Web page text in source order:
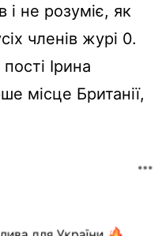
і не розуміє, як
членів журі 0.
Ірина
місце Британії,